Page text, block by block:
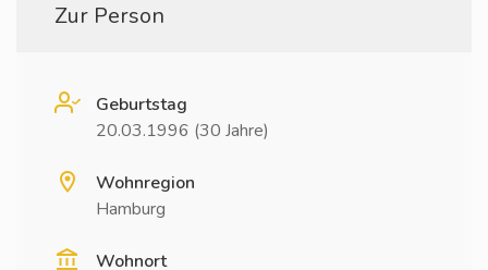
Zur Person
Geburtstag
20.03.1996 (30 Jahre)
Wohnregion
Hamburg
Wohnort